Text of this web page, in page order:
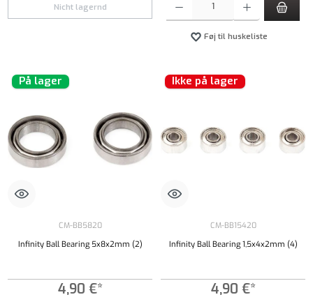
Nicht lagernd
Føj til huskeliste
På lager
CM-BB5820
Infinity Ball Bearing 5x8x2mm (2)
4,90 €*
Ikke på lager
CM-BB15420
Infinity Ball Bearing 1,5x4x2mm (4)
4,90 €*